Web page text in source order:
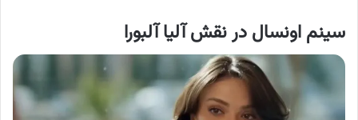
سینم اونسال در نقش آلیا آلبورا